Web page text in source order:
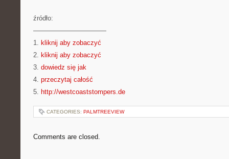
źródło:
———————————
1. kliknij aby zobaczyć
2. kliknij aby zobaczyć
3. dowiedz się jak
4. przeczytaj całość
5. http://westcoaststompers.de
CATEGORIES: PALMTREEVIEW
Comments are closed.